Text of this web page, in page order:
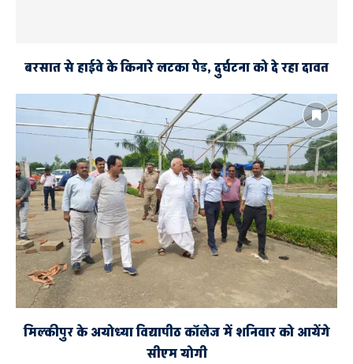
बरसात से हाईवे के किनारे लटका पेड, दुर्घटना को दे रहा दावत
मिल्कीपुर के अयोध्या विद्यापीठ कॉलेज में शनिवार को आयेंगे
सीएम योगी